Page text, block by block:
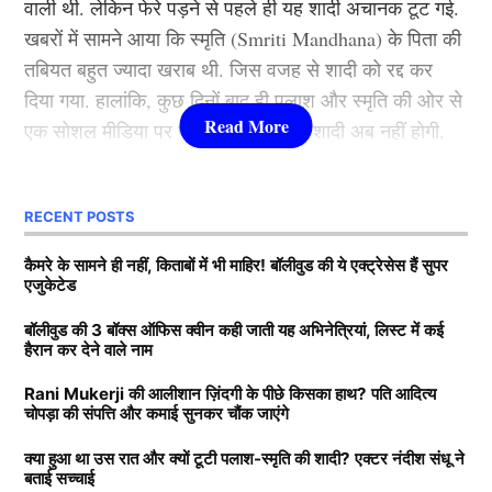
वह मशहूर फिल्म निर्माता बी.आर. चोपड़ा के भतीजे और दिवंगत
फिल्ममेकर रवि चोपड़ा के चचेरे भाई हैं. उन्होंने अपनी शुरुआती
पढ़ाई बॉम्बे स्कॉटिश स्कूल से की, इसके बाद सिडेनहैम कॉलेज
ऑफ कॉमर्स एंड इकोनॉमिक्स से ग्रेजुएशन पूरा किया, जहां उनके
चुके हैं.
Daughters of Bollywood Actresses: मां से भी ज्यादा
खूबसूरत? इन 3 बॉलीवुड एक्ट्रेसेस की बेटियों ने लूटी महफिल
बॉलीवुड की 3 सबसे बड़ी हीरोइन्स जिनकी नानी-परनानी कोठे पर
TAGGED: #bollywood Aditya chopra
Rani Mukerji Husband
वाली थी. लेकिन फेरे पड़ने से पहले ही यह शादी अचानक टूट गई.
खबरों में सामने आया कि स्मृति (Smriti Mandhana) के पिता की
तबियत बहुत ज्यादा खराब थी. जिस वजह से शादी को रद्द कर
दिया गया. हालांकि, कुछ दिनों बाद ही पलाश और स्मृति की ओर से
एक सोशल मीडिया पर पोस्ट किया गया कि शादी अब नहीं होगी.
दावा किया गया कि पलाश ने स्मृति (Smriti Mandhana) को
धोखा दिया है. लेकिन क्रिकेटर ने कभी अधिकारिक तौर पर नहीं
बताया कि उनके मंगेतर ने धोखा दिया है. अब टीवी एक्टर नंदीश
संधू ने बताया है कि उस रात क्या हुआ?
Smriti Mandhana और पलाश की क्यों
टूटी शादी?
RECENT POSTS
कैमरे के सामने ही नहीं, किताबों में भी माहिर! बॉलीवुड की ये एक्ट्रेसेस हैं सुपर
एजुकेटेड
बॉलीवुड की 3 बॉक्स ऑफिस क्वीन कही जाती यह अभिनेत्रियां, लिस्ट में कई
हैरान कर देने वाले नाम
Rani Mukerji की आलीशान ज़िंदगी के पीछे किसका हाथ? पति आदित्य
चोपड़ा की संपत्ति और कमाई सुनकर चौंक जाएंगे
क्या हुआ था उस रात और क्यों टूटी पलाश-स्मृति की शादी? एक्टर नंदीश संधू ने
बताई सच्चाई